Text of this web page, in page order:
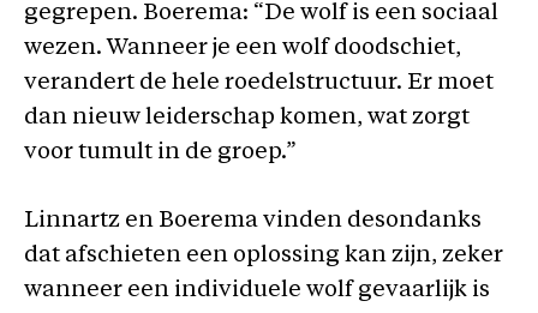
gegrepen. Boerema: “De wolf is een sociaal
wezen. Wanneer je een wolf doodschiet,
verandert de hele roedelstructuur. Er moet
dan nieuw leiderschap komen, wat zorgt
voor tumult in de groep.”
Linnartz en Boerema vinden desondanks
dat afschieten een oplossing kan zijn, zeker
wanneer een individuele wolf gevaarlijk is